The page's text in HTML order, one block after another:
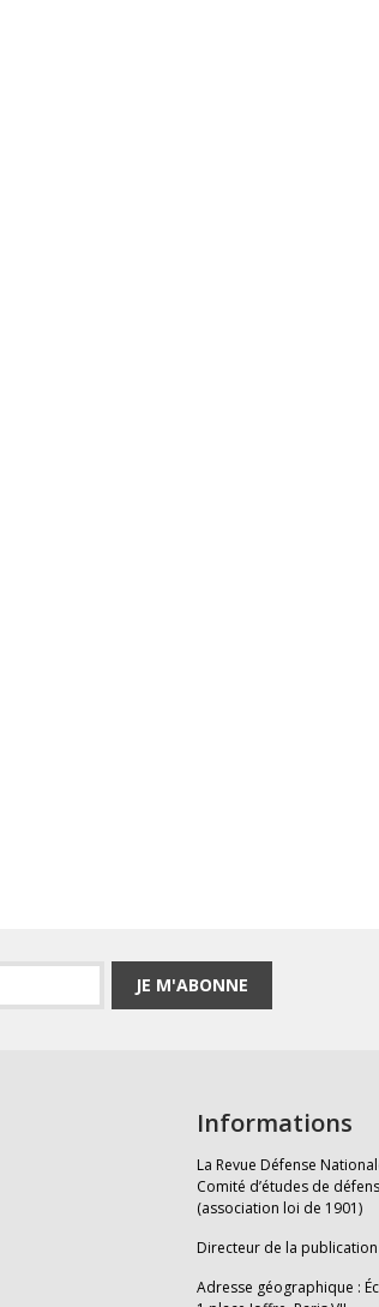
JE M'ABONNE
Informations
La Revue Défense
Comité d’études de
(association loi de 1901)
Directeur de la
Adresse géographique :